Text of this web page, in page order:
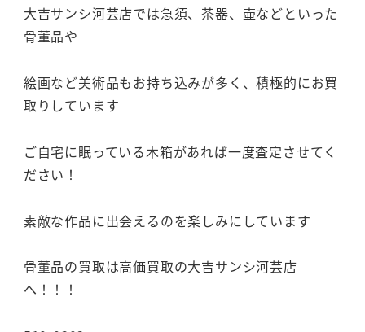
大吉サンシ河芸店では急須、茶器、壷などといった
骨董品や
絵画など美術品もお持ち込みが多く、積極的にお買
取りしています
ご自宅に眠っている木箱があれば一度査定させてく
ださい！
素敵な作品に出会えるのを楽しみにしています
骨董品の買取は高価買取の大吉サンシ河芸店
へ！！！